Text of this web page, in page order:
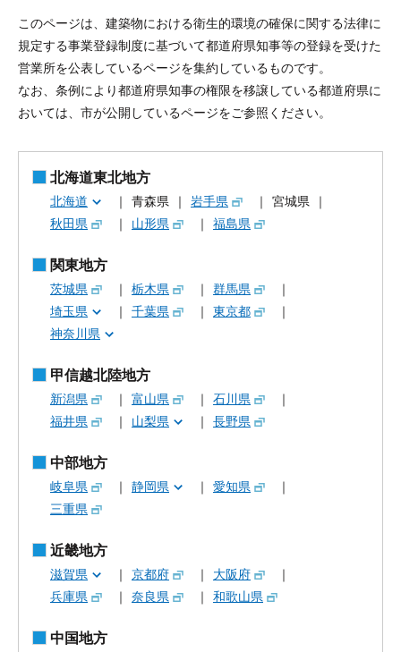
このページは、建築物における衛生的環境の確保に関する法律に
規定する事業登録制度に基づいて都道府県知事等の登録を受けた
営業所を公表しているページを集約しているものです。
なお、条例により都道府県知事の権限を移譲している都道府県に
おいては、市が公開しているページをご参照ください。
北海道東北地方
北海道 青森県 岩手県
宮城県
秋田県
山形県 福島県
関東地方
茨城県 栃木県
群馬県
埼玉県
千葉県
東京都
神奈川県
甲信越北陸地方
新潟県 富山県
石川県
福井県
山梨県 長野県
中部地方
岐阜県 静岡県
愛知県
三重県
近畿地方
滋賀県 京都府
大阪府
兵庫県
奈良県 和歌山県
中国地方